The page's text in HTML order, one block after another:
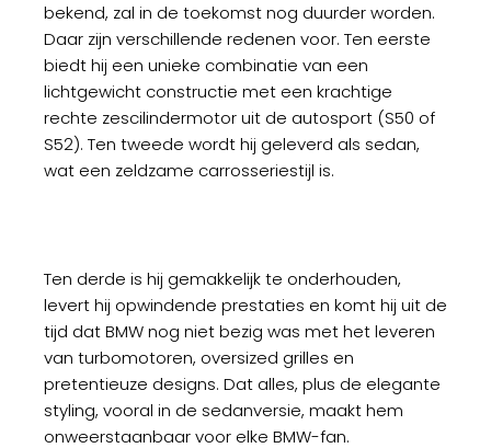
bekend, zal in de toekomst nog duurder worden.
Daar zijn verschillende redenen voor. Ten eerste
biedt hij een unieke combinatie van een
lichtgewicht constructie met een krachtige
rechte zescilindermotor uit de autosport (S50 of
S52). Ten tweede wordt hij geleverd als sedan,
wat een zeldzame carrosseriestijl is.
Ten derde is hij gemakkelijk te onderhouden,
levert hij opwindende prestaties en komt hij uit de
tijd dat BMW nog niet bezig was met het leveren
van turbomotoren, oversized grilles en
pretentieuze designs. Dat alles, plus de elegante
styling, vooral in de sedanversie, maakt hem
onweerstaanbaar voor elke BMW-fan.